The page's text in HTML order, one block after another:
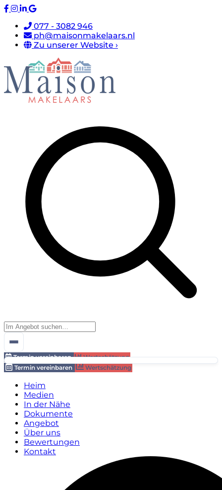
077 - 3082 946
ph@maisonmakelaars.nl
Zu unserer Website ›
Termin vereinbaren
Wertschätzung
Termin vereinbaren
Wertschätzung
Heim
Medien
In der Nähe
Dokumente
Angebot
Über uns
Bewertungen
Kontakt